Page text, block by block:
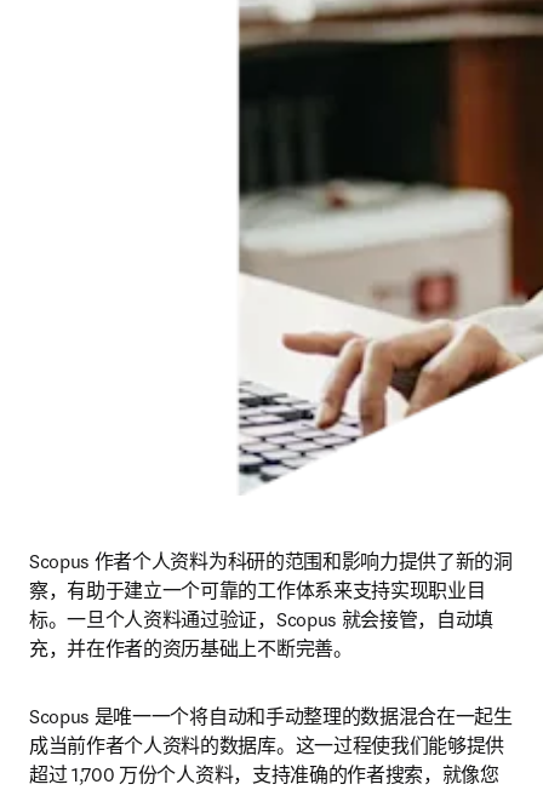
Scopus 作者个人资料为科研的范围和影响力提供了新的洞
察，有助于建立一个可靠的工作体系来支持实现职业目
标。一旦个人资料通过验证，Scopus 就会接管，自动填
充，并在作者的资历基础上不断完善。
Scopus 是唯一一个将自动和手动整理的数据混合在一起生
成当前作者个人资料的数据库。这一过程使我们能够提供
超过 1,700 万份个人资料，支持准确的作者搜索，就像您